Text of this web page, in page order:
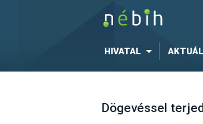
HIVATAL
Dögevéssel